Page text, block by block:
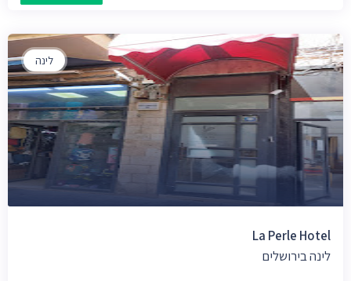
לינה
La Perle Hotel
לינה בירושלים